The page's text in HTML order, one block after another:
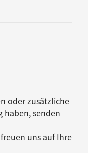
oder zusätzliche
haben, senden
freuen uns auf Ihre